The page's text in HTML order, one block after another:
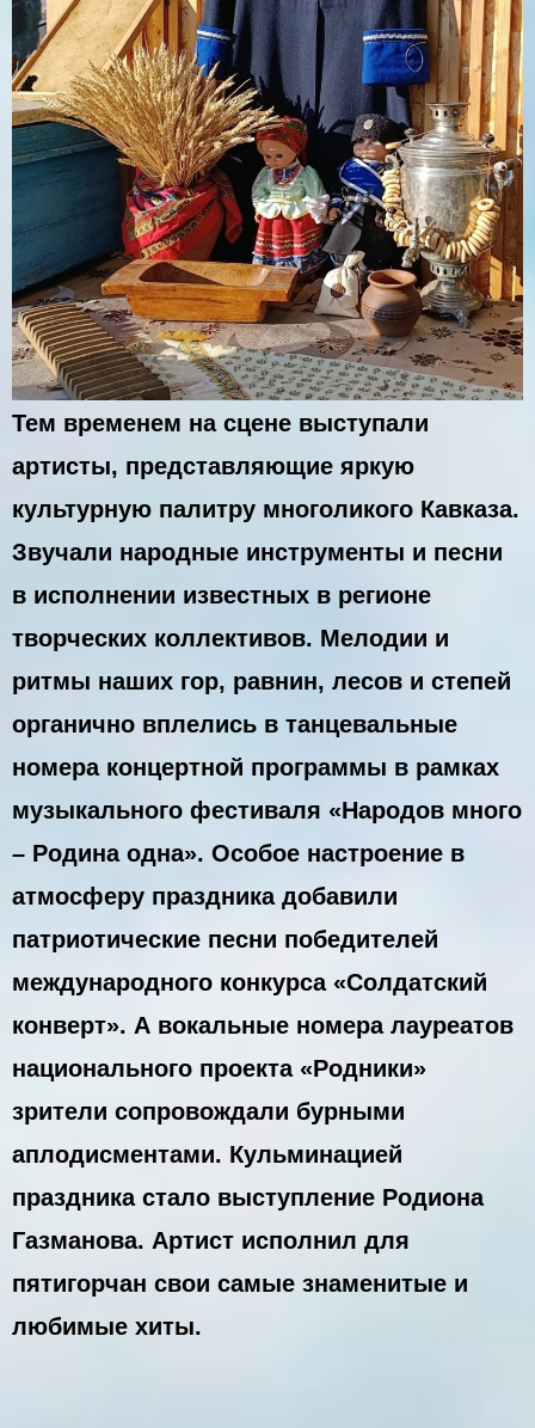
Тем временем на сцене выступали
артисты, представляющие яркую
культурную палитру многоликого Кавказа.
Звучали народные инструменты и песни
в исполнении известных в регионе
творческих коллективов. Мелодии и
ритмы наших гор, равнин, лесов и степей
органично вплелись в танцевальные
номера концертной программы в рамках
музыкального фестиваля «Народов много
– Родина одна». Особое настроение в
атмосферу праздника добавили
патриотические песни победителей
международного конкурса «Солдатский
конверт». А вокальные номера лауреатов
национального проекта «Родники»
зрители сопровождали бурными
аплодисментами. Кульминацией
праздника стало выступление Родиона
Газманова. Артист исполнил для
пятигорчан свои самые знаменитые и
любимые хиты.